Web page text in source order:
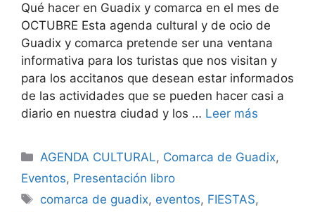
Qué hacer en Guadix y comarca en el mes de
OCTUBRE Esta agenda cultural y de ocio de
Guadix y comarca pretende ser una ventana
informativa para los turistas que nos visitan y
para los accitanos que desean estar informados
de las actividades que se pueden hacer casi a
diario en nuestra ciudad y los … Leer más
Categorías
AGENDA CULTURAL, Comarca de Guadix,
Eventos, Presentación libro
Etiquetas
comarca de guadix, eventos, FIESTAS,